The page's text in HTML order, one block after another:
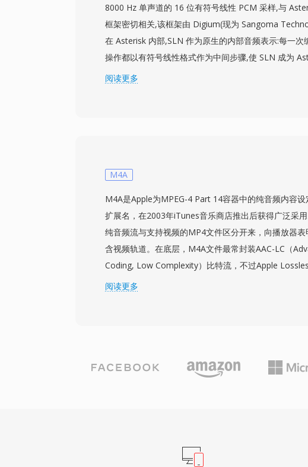
8000 Hz 单声道的 16 位有符号线性 PCM 采样,与
框架密切相关,该框架由 Digium(现为 Sangoma
在 Asterisk 内部,SLN 作为原生的内部音频表示:每一次
操作都以有符号线性格式作为中间步骤,使 SLN 成为
器转换架构的基石。该格式仅包含原始采样数据 — 没有
sln48)以处理宽带音频。SLN 文件无需解码 — 直接内存
阅读更多
M4A
M4A是Apple为MPEG-4 Part 14容器中的纯音频内容
扩展名，在2003年iTunes音乐商店推出后获得广泛采
纯音频流与支持视频的MP4文件区分开来，向播放器
含视频轨道。在底层，M4A文件最常封装AAC-LC（
Coding, Low Complexity）比特流，不过Apple
码也使用相同的扩展名。AAC编码的M4A文件在同等比
foobar2000、Android及大多数车载信息娱乐系统。该
心优势是：相比老旧有损编解码器更卓越的编码效率，
阅读更多